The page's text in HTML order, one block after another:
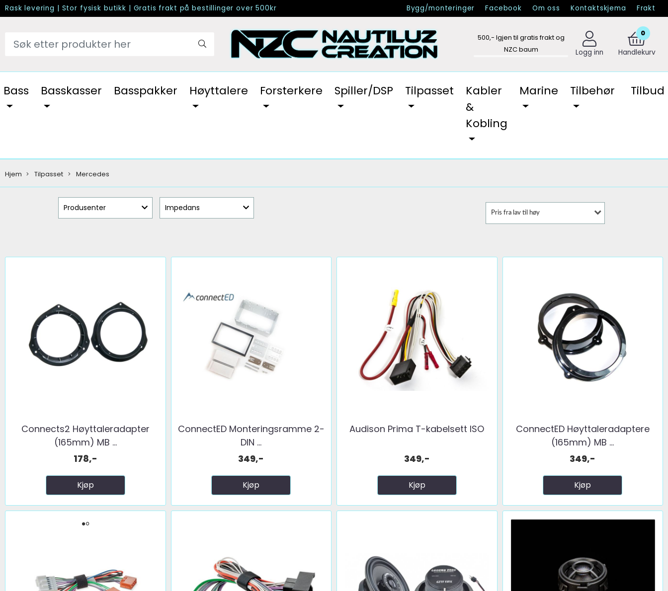
Rask levering | Stor fysisk butikk | Gratis frakt på bestillinger over 500kr Bygg/monteringer Facebook Om oss Kontaktskjema Frakt
500,- Igjen til gratis frakt og
NZC baum
Logg inn
0
Handlekurv
Bass Basskasser Basspakker Høyttalere Forsterkere Spiller/DSP Tilpasset
Kabler
&
Kobling
Marine Tilbehør Tilbud
Hjem Tilpasset Mercedes
Produsenter Impedans
Pris fra lav til høy
Connects2 Høyttaleradapter
(165mm) MB ...
178,-
Kjøp
ConnectED Monteringsramme 2-
DIN ...
349,-
Kjøp
Audison Prima T-kabelsett ISO
349,-
Kjøp
ConnectED Høyttaleradaptere
(165mm) MB ...
349,-
Kjøp